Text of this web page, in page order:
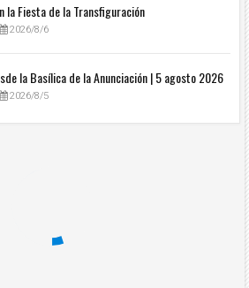
la Fiesta de la Transfiguración
2026/8/6
la Basílica de la Anunciación | 5 agosto 2026
2026/8/5